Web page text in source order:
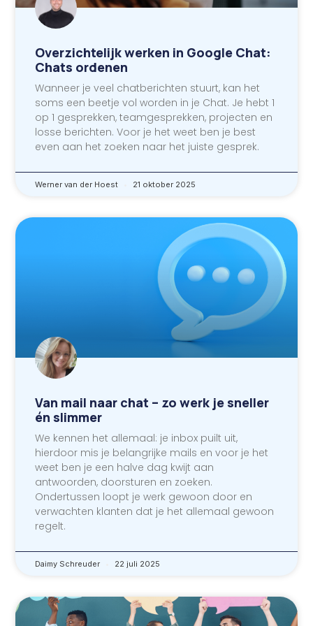
Overzichtelijk werken in Google Chat:
Chats ordenen
Wanneer je veel chatberichten stuurt, kan het
soms een beetje vol worden in je Chat. Je hebt 1
op 1 gesprekken, teamgesprekken, projecten en
losse berichten. Voor je het weet ben je best
even aan het zoeken naar het juiste gesprek.
Werner van der Hoest 21 oktober 2025
Van mail naar chat – zo werk je sneller
én slimmer
We kennen het allemaal: je inbox puilt uit,
hierdoor mis je belangrijke mails en voor je het
weet ben je een halve dag kwijt aan
antwoorden, doorsturen en zoeken.
Ondertussen loopt je werk gewoon door en
verwachten klanten dat je het allemaal gewoon
regelt.
Daimy Schreuder 22 juli 2025